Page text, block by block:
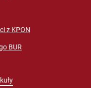
z KPON
BUR